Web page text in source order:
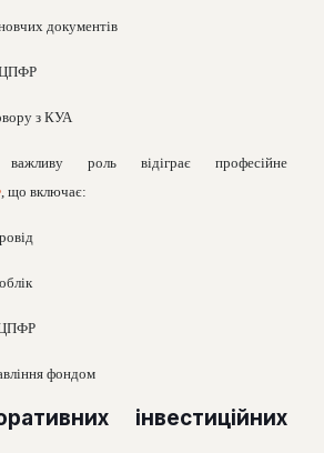
документів
з КУА
роль відіграє професійне
, що включає:
фондом
інвестиційних